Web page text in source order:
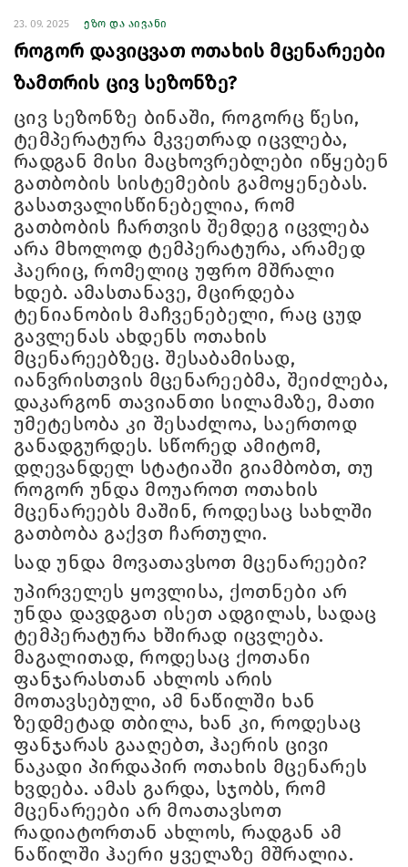
23. 09. 2025 ეზო და აივანი
როგორ დავიცვათ ოთახის მცენარეები
ზამთრის ცივ სეზონზე?
ცივ სეზონზე ბინაში, როგორც წესი,
ტემპერატურა მკვეთრად იცვლება,
რადგან მისი მაცხოვრებლები იწყებენ
გათბობის სისტემების გამოყენებას.
გასათვალისწინებელია, რომ
გათბობის ჩართვის შემდეგ იცვლება
არა მხოლოდ ტემპერატურა, არამედ
ჰაერიც, რომელიც უფრო მშრალი
ხდებ. ამასთანავე, მცირდება
ტენიანობის მაჩვენებელი, რაც ცუდ
გავლენას ახდენს ოთახის
მცენარეებზეც. შესაბამისად,
იანვრისთვის მცენარეებმა, შეიძლება,
დაკარგონ თავიანთი სილამაზე, მათი
უმეტესობა კი შესაძლოა, საერთოდ
განადგურდეს. სწორედ ამიტომ,
დღევანდელ სტატიაში გიამბობთ, თუ
როგორ უნდა მოუაროთ ოთახის
მცენარეებს მაშინ, როდესაც სახლში
გათბობა გაქვთ ჩართული.
სად უნდა მოვათავსოთ მცენარეები?
უპირველეს ყოვლისა, ქოთნები არ
უნდა დავდგათ ისეთ ადგილას, სადაც
ტემპერატურა ხშირად იცვლება.
მაგალითად, როდესაც ქოთანი
ფანჯარასთან ახლოს არის
მოთავსებული, ამ ნაწილში ხან
ზედმეტად თბილა, ხან კი, როდესაც
ფანჯარას გააღებთ, ჰაერის ცივი
ნაკადი პირდაპირ ოთახის მცენარეს
ხვდება. ამას გარდა, სჯობს, რომ
მცენარეები არ მოათავსოთ
რადიატორთან ახლოს, რადგან ამ
ნაწილში ჰაერი ყველაზე მშრალია.